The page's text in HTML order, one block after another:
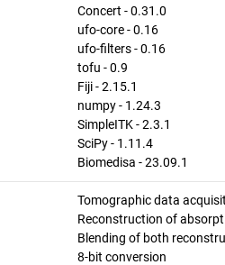
Concert - 0.31.0
ufo-core - 0.16
ufo-filters - 0.16
tofu - 0.9
Fiji - 2.15.1
numpy - 1.24.3
SimpleITK - 2.3.1
SciPy - 1.11.4
Biomedisa - 23.09.1
Tomographic data
Reconstruction of
Blending of both
8-bit conversion